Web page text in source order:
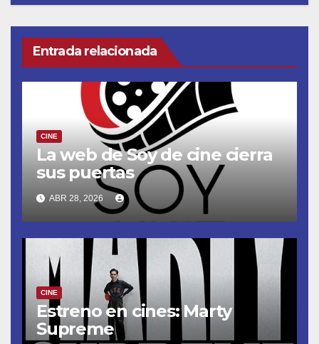
Entrada relacionada
CINE
La web de Soy de cine cierra
sus puertas
ABR 28, 2026
CINE
Estreno en cines: Marty
Supreme